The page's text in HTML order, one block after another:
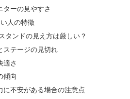
ターの見やすさ
人の特徴
タンドの見え方は厳しい？
ステージの見切れ
適さ
傾向
に不安がある場合の注意点